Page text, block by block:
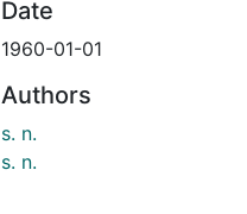
Date
1960-01-01
Authors
s. n.
s. n.